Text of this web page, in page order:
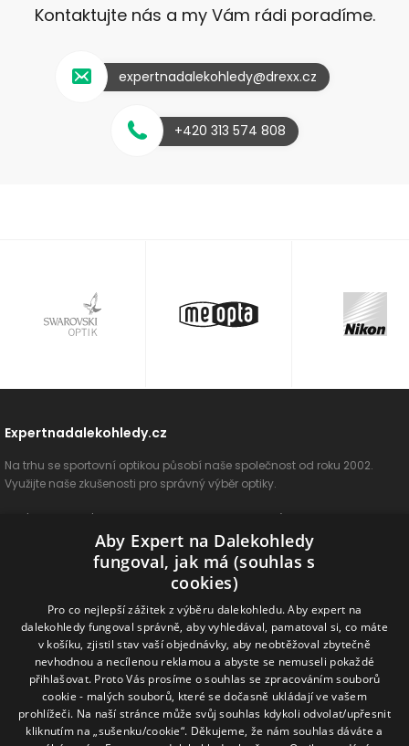
Kontaktujte nás a my Vám rádi poradíme.
expertnadalekohledy@drexx.cz
+420 313 574 808
Expertnadalekohledy.cz
Na trhu se sportovní optikou působí naše společnost od roku 2002.
Využijte naše zkušenosti pro správný výběr optiky.
O nás Vše o nákupu Poradenství
Ochrana osobních údajů ODSTOUPIT OD SMLOUVY
Dalekohledy Spektivy Dálkoměry Příslušenství Naše značky
Sledujte nás na sociálních sítích
ExpertNaDalekohledy
Aby Expert na Dalekohledy
fungoval, jak má (souhlas s
cookies)
Pro co nejlepší zážitek z výběru dalekohledu. Aby expert na
dalekohledy fungoval správně, aby vyhledával, pamatoval si, co máte
v košíku, zjistil stav vaší objednávky, aby neobtěžoval zbytečně
nevhodnou a necílenou reklamou a abyste se nemuseli pokaždé
přihlašovat. Proto Vás prosíme o souhlas se zpracováním souborů
cookie - malých souborů, které se dočasně ukládají ve vašem
prohlížeči. Na naší stránce může svůj souhlas kdykoli odvolat/upřesnit
kliknutím na „sušenku/cookie“. Děkujeme, že nám souhlas dáváte a